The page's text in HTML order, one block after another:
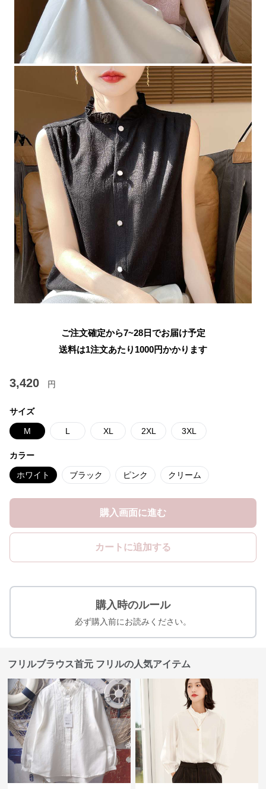
ご注文確定から7~28日でお届け予定
送料は1注文あたり 1000円かかります
3,420 円
サイズ
M L XL 2XL 3XL
カラー
ホワイト ブラック ピンク クリーム
購入画面に進む
カートに追加する
購入時のルール
必ず購入前にお読みください。
フリルブラウス首元 フリルの人気アイテム